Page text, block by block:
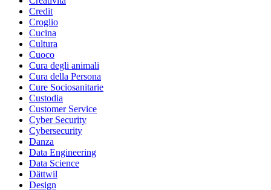
Credit
Croglio
Cucina
Cultura
Cuoco
Cura degli animali
Cura della Persona
Cure Sociosanitarie
Custodia
Customer Service
Cyber Security
Cybersecurity
Danza
Data Engineering
Data Science
Dättwil
Design